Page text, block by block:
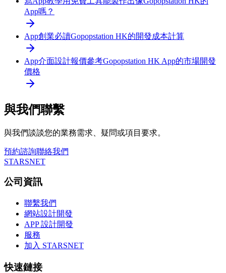
App嗎？
App創業必讀Gopopstation HK的開發成本計算
App介面設計報價參考Gopopstation HK App的市場開發
價格
與我們聯繫
與我們談談您的業務需求、疑問或項目要求。
預約諮詢聯絡我們
STARSNET
公司資訊
聯繫我們
網站設計開發
APP 設計開發
服務
加入 STARSNET
快速鏈接